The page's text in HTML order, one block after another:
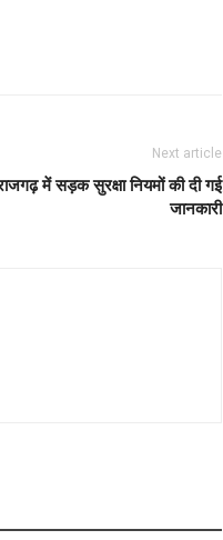
Next article
राजगढ़ में सड़क सुरक्षा नियमों की दी गई
जानकारी